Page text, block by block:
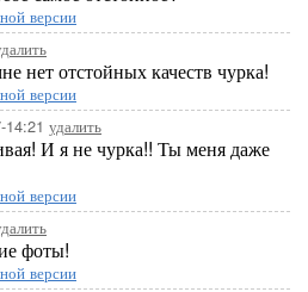
версии
нет отстойных качеств чурка!
версии
14:21 удалить
И я не чурка!! Ты меня даже
версии
фоты!
версии